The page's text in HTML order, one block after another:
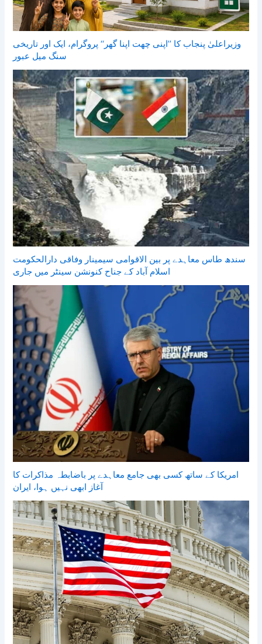
وزیراعلیٰ پنجاب کا ’’اپنی چھت اپنا گھر‘‘ پروگرام، ایک اور تاریخی
سنگ میل عبور
سندھ طاس معاہدے پر بین الاقوامی سیمینار وفاقی دارالحکومت
اسلام آباد کے جناح کنونشن سینٹر میں جاری
امریکا کے ساتھ کسی بھی جامع معاہدے پر باضابطہ مذاکرات کا
آغاز ابھی نہیں ہوا، ایران